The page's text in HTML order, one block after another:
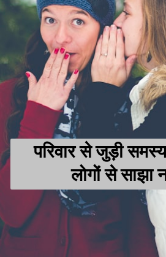
परिवार से जुड़ी
लोगों से साझा